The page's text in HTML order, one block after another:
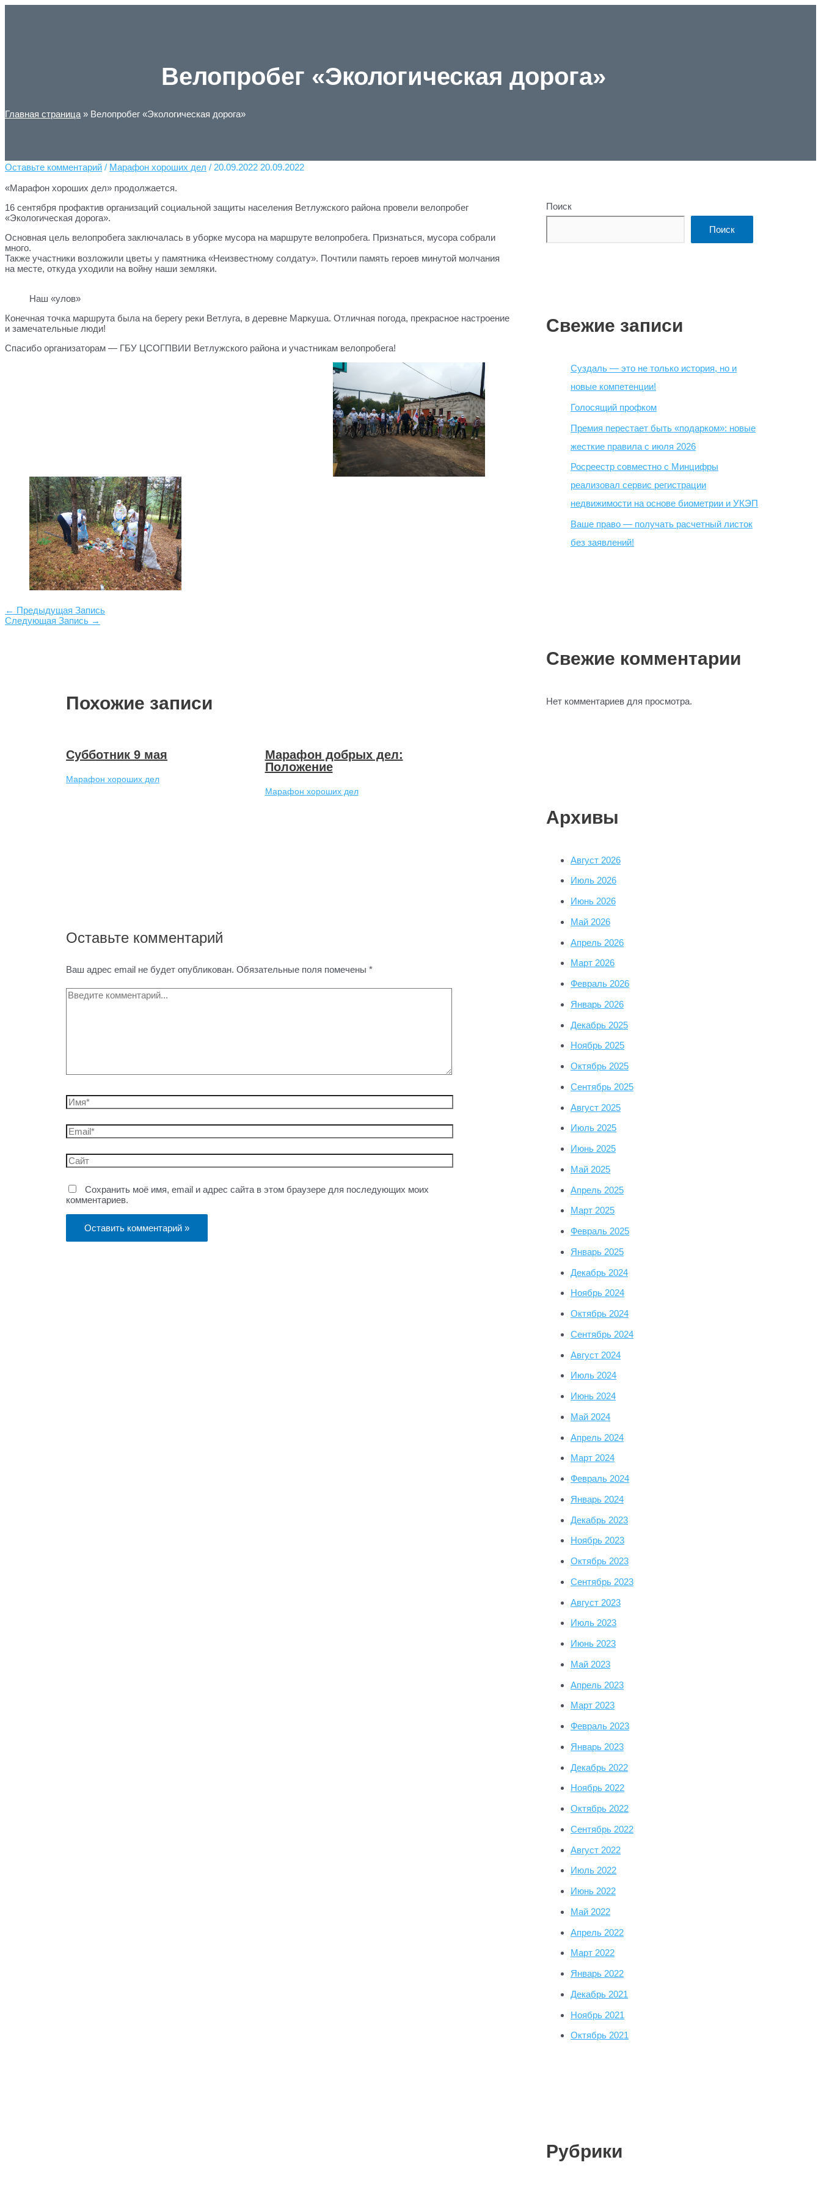
Велопробег «Экологическая дорога»
Главная страница » Велопробег «Экологическая дорога»
Оставьте комментарий / Марафон хороших дел / 20.09.2022 20.09.2022
«Марафон хороших дел» продолжается.
16 сентября профактив организаций социальной защиты населения Ветлужского района провели велопробег
«Экологическая дорога».
Основная цель велопробега заключалась в уборке мусора на маршруте велопробега. Признаться, мусора собрали
много.
Также участники возложили цветы у памятника «Неизвестному солдату». Почтили память героев минутой молчания
на месте, откуда уходили на войну наши земляки.
Наш «улов»
Конечная точка маршрута была на берегу реки Ветлуга, в деревне Маркуша. Отличная погода, прекрасное настроение
и замечательные люди!
Спасибо организаторам — ГБУ ЦСОГПВИИ Ветлужского района и участникам велопробега!
Навигация
по
← Предыдущая Запись
Следующая Запись →
Похожие записи
Субботник 9 мая
Марафон хороших дел
Марафон добрых дел:
Положение
Марафон хороших дел
Оставьте комментарий
Ваш адрес email не будет опубликован. Обязательные поля помечены*
Введите
комментарий...
Имя*
Email*
Сайт
Сохранить моё имя, email и адрес сайта в этом браузере для последующих моих
комментариев.
Поиск
Поиск
Свежие записи
Суздаль — это не только история, но и
новые компетенции!
Голосящий профком
Премия перестает быть «подарком»: новые
жесткие правила с июля 2026
Росреестр совместно с Минцифры
реализовал сервис регистрации
недвижимости на основе биометрии и УКЭП
Ваше право — получать расчетный листок
без заявлений!
Свежие комментарии
Нет комментариев для просмотра.
Архивы
Август 2026
Июль 2026
Июнь 2026
Май 2026
Апрель 2026
Март 2026
Февраль 2026
Январь 2026
Декабрь 2025
Ноябрь 2025
Октябрь 2025
Сентябрь 2025
Август 2025
Июль 2025
Июнь 2025
Май 2025
Апрель 2025
Март 2025
Февраль 2025
Январь 2025
Декабрь 2024
Ноябрь 2024
Октябрь 2024
Сентябрь 2024
Август 2024
Июль 2024
Июнь 2024
Май 2024
Апрель 2024
Март 2024
Февраль 2024
Январь 2024
Декабрь 2023
Ноябрь 2023
Октябрь 2023
Сентябрь 2023
Август 2023
Июль 2023
Июнь 2023
Май 2023
Апрель 2023
Март 2023
Февраль 2023
Январь 2023
Декабрь 2022
Ноябрь 2022
Октябрь 2022
Сентябрь 2022
Август 2022
Июль 2022
Июнь 2022
Май 2022
Апрель 2022
Март 2022
Январь 2022
Декабрь 2021
Ноябрь 2021
Октябрь 2021
Рубрики